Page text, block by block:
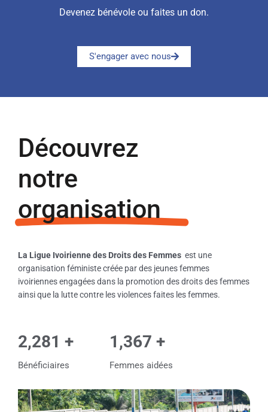
Devenez bénévole ou faites un don.
S'engager avec nous
Découvrez
notre
organisation
La Ligue Ivoirienne des Droits des Femmes est une
organisation féministe créée par des jeunes femmes
ivoiriennes engagées dans la promotion des droits des femmes
ainsi que la lutte contre les violences faites les femmes.
2,500 +
Bénéficiaires
1,500 +
Femmes aidées